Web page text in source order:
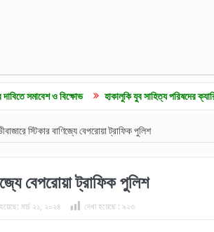
হাকালুকি যুব সাহিত্য পরিষদের ক্যারিয়ার গাইডলাইন ও
স্টিকার বাণিজ্যে বেপরোয়া ট্রাফিক পুলিশ
বেপরোয়া ট্রাফিক পুলিশ
মার্চ ২১, ২০২৪ দেখা হয়েছে : ৯২৩